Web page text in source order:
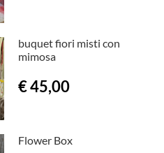
buquet fiori misti con
mimosa
€ 45,00
Flower Box